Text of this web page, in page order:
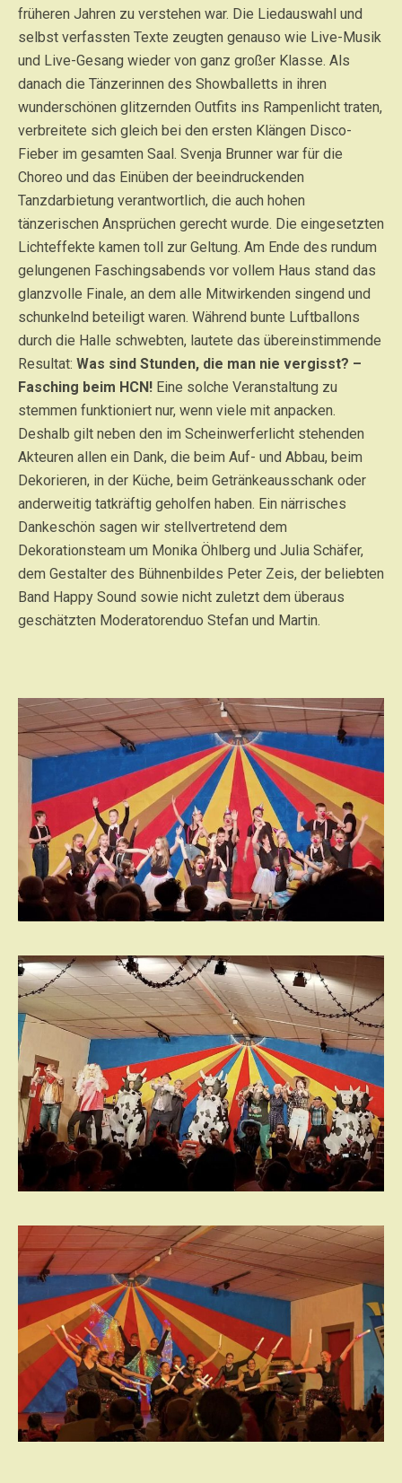
früheren Jahren zu verstehen war. Die Liedauswahl und
selbst verfassten Texte zeugten genauso wie Live-Musik
und Live-Gesang wieder von ganz großer Klasse. Als
danach die Tänzerinnen des Showballetts in ihren
wunderschönen glitzernden Outfits ins Rampenlicht traten,
verbreitete sich gleich bei den ersten Klängen Disco-
Fieber im gesamten Saal. Svenja Brunner war für die
Choreo und das Einüben der beeindruckenden
Tanzdarbietung verantwortlich, die auch hohen
tänzerischen Ansprüchen gerecht wurde. Die eingesetzten
Lichteffekte kamen toll zur Geltung. Am Ende des rundum
gelungenen Faschingsabends vor vollem Haus stand das
glanzvolle Finale, an dem alle Mitwirkenden singend und
schunkelnd beteiligt waren. Während bunte Luftballons
durch die Halle schwebten, lautete das übereinstimmende
Resultat: Was sind Stunden, die man nie vergisst? –
Fasching beim HCN! Eine solche Veranstaltung zu
stemmen funktioniert nur, wenn viele mit anpacken.
Deshalb gilt neben den im Scheinwerferlicht stehenden
Akteuren allen ein Dank, die beim Auf- und Abbau, beim
Dekorieren, in der Küche, beim Getränkeausschank oder
anderweitig tatkräftig geholfen haben. Ein närrisches
Dankeschön sagen wir stellvertretend dem
Dekorationsteam um Monika Öhlberg und Julia Schäfer,
dem Gestalter des Bühnenbildes Peter Zeis, der beliebten
Band Happy Sound sowie nicht zuletzt dem überaus
geschätzten Moderatorenduo Stefan und Martin.